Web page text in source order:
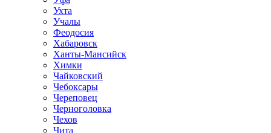
Ухта
Учалы
Феодосия
Хабаровск
Ханты-Мансийск
Химки
Чайковский
Чебоксары
Череповец
Черноголовка
Чехов
Чита